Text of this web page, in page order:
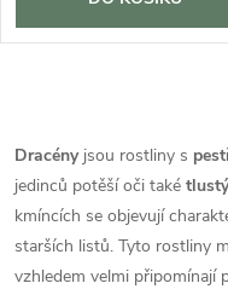
v
l
á
Dracényjsou rostliny s
jedinců potěší oči také
kmíncích se objevují
starších listů. Tyto rostliny
vzhledem velmi připomínají